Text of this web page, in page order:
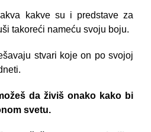
kakve su i predstave za
takoreći nameću svoju boju.
stvari koje on po svojoj
da živiš onako kako bi
svetu.